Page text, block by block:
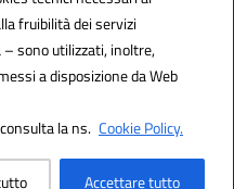
fruibilità dei servizi
sono utilizzati, inoltre,
a disposizione da Web
la ns. Cookie Policy.
Accettare tutto
(IPA): icamm
3D Solution S.r.l.
Designers Italia